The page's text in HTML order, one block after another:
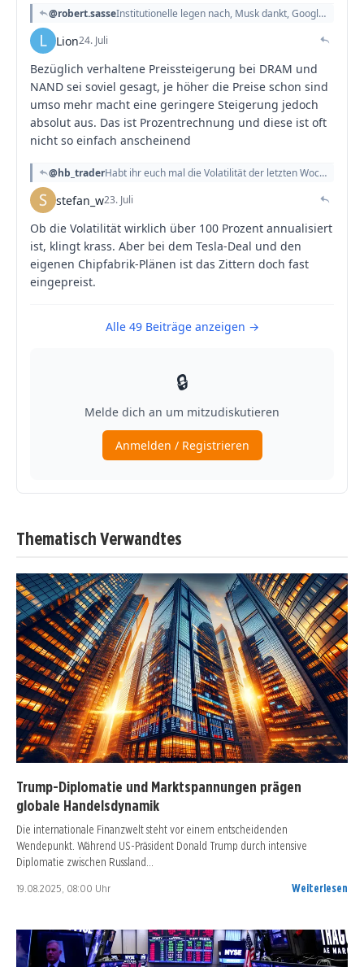
Thematisch Verwandtes
Trump-Diplomatie und Marktspannungen prägen
globale Handelsdynamik
Die internationale Finanzwelt steht vor einem entscheidenden
Wendepunkt. Während US-Präsident Donald Trump durch intensive
Diplomatie zwischen Russland…
19.08.2025, 08:00 Uhr Weiterlesen